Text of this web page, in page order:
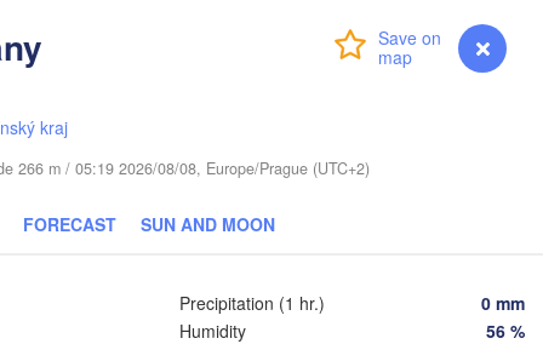
myVentusky Forecast
kraj
266 m / 05:19 2026/08/08, Europe/Prague (UTC+2)
FORECAST SUN AND MOON
Precipitation (1 hr.)
0 mm
Humidity
56 %
Гомель
(Homieĺ)
Магілёў